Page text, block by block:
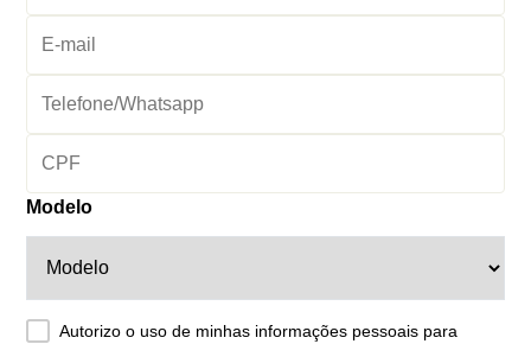
Modelo
Autorizo o uso de minhas informações pessoais para